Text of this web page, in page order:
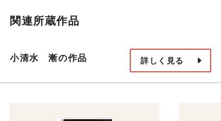
関連所蔵作品
小清水 漸の作品 詳しく見る